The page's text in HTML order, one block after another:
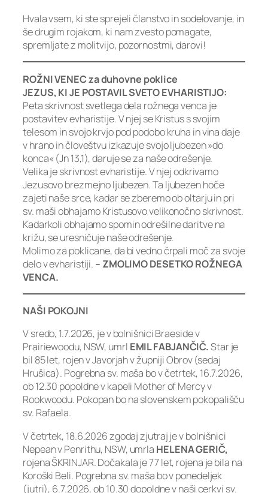
Hvala vsem, ki ste sprejeli članstvo in sodelovanje, in
še drugim rojakom, ki nam zvesto pomagate,
spremljate z molitvijo, pozornostmi, darovi!
ROŽNI VENEC za duhovne poklice
JEZUS, KI JE POSTAVIL SVETO EVHARISTIJO:
Peta skrivnost svetlega dela rožnega venca je
postavitev evharistije. V njej se Kristus s svojim
telesom in svojo krvjo pod podobo kruha in vina daje
v hrano in človeštvu izkazuje svojo ljubezen »do
konca« (Jn 13,1), daruje se za naše odrešenje.
Velika je skrivnost evharistije. V njej odkrivamo
Jezusovo brezmejno ljubezen. Ta ljubezen hoče
zajeti naše srce, kadar se zberemo ob oltarju in pri
sv. maši obhajamo Kristusovo velikonočno skrivnost.
Kadarkoli obhajamo spomin odrešilne daritve na
križu, se uresničuje naše odrešenje.
Molimo za poklicane, da bi vedno črpali moč za svoje
delo v evharistiji. – ZMOLIMO DESETKO ROŽNEGA
VENCA.
NAŠI POKOJNI
V sredo, 1.7.2026, je v bolnišnici Braeside v
Prairiewoodu, NSW, umrl EMIL FABJANČIČ.Star je
bil 85 let, rojen v Javorjah v župniji Obrov (sedaj
Hrušica). Pogrebna sv. maša bo v četrtek, 16.7.2026,
ob 12.30 popoldne v kapeli Mother of Mercy v
Rookwoodu. Pokopan bo na slovenskem pokopališču
sv. Rafaela.
V četrtek, 18.6.2026 zgodaj zjutraj je v bolnišnici
Nepean v Penrithu, NSW, umrla HELENA GERIČ,
rojena ŠKRINJAR. Dočakala je 77 let, rojena je bila na
Koroški Beli. Pogrebna sv. maša bo v ponedeljek
(jutri), 6.7.2026, ob 10.30 dopoldne v naši cerkvi sv.